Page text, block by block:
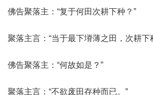
佛告聚落主：“复于何田次耕下种？”
聚落主言：“当于最下塉薄之田，次耕下
佛告聚落主：“何故如是？”
聚落主言：“不欲废田存种而已。”